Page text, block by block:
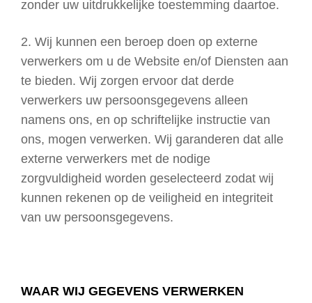
zonder uw uitdrukkelijke toestemming daartoe.
2. Wij kunnen een beroep doen op externe
verwerkers om u de Website en/of Diensten aan
te bieden. Wij zorgen ervoor dat derde
verwerkers uw persoonsgegevens alleen
namens ons, en op schriftelijke instructie van
ons, mogen verwerken. Wij garanderen dat alle
externe verwerkers met de nodige
zorgvuldigheid worden geselecteerd zodat wij
kunnen rekenen op de veiligheid en integriteit
van uw persoonsgegevens.
WAAR WIJ GEGEVENS VERWERKEN